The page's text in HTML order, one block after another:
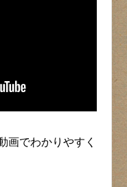
画でわかりやすく